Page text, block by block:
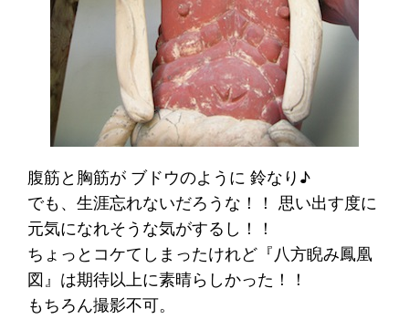
腹筋と胸筋が ブドウのように 鈴なり♪
でも、生涯忘れないだろうな！！ 思い出す度に
元気になれそうな気がするし！！
ちょっとコケてしまったけれど『八方睨み鳳凰
図』は期待以上に素晴らしかった！！
もちろん撮影不可。